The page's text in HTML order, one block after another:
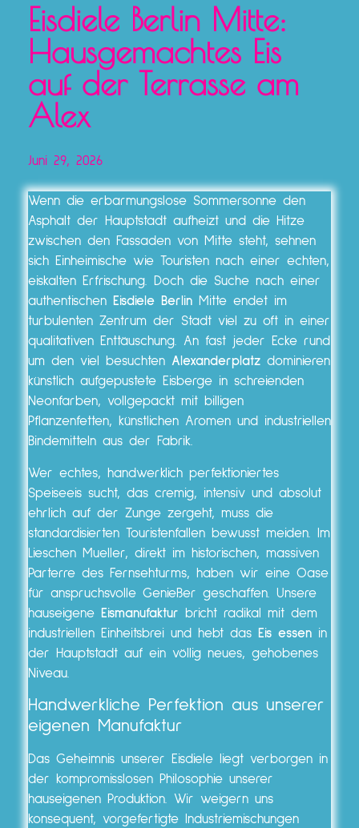
Eisdiele Berlin Mitte:
Hausgemachtes Eis
auf der Terrasse am
Alex
Juni 29, 2026
Wenn die erbarmungslose Sommersonne den
Asphalt der Hauptstadt aufheizt und die Hitze
zwischen den Fassaden von Mitte steht, sehnen
sich Einheimische wie Touristen nach einer echten,
eiskalten Erfrischung. Doch die Suche nach einer
authentischen Eisdiele Berlin Mitte endet im
turbulenten Zentrum der Stadt viel zu oft in einer
qualitativen Enttäuschung. An fast jeder Ecke rund
um den viel besuchten Alexanderplatz dominieren
künstlich aufgepustete Eisberge in schreienden
Neonfarben, vollgepackt mit billigen
Pflanzenfetten, künstlichen Aromen und industriellen
Bindemitteln aus der Fabrik.
Wer echtes, handwerklich perfektioniertes
Speiseeis sucht, das cremig, intensiv und absolut
ehrlich auf der Zunge zergeht, muss die
standardisierten Touristenfallen bewusst meiden. Im
Lieschen Mueller, direkt im historischen, massiven
Parterre des Fernsehturms, haben wir eine Oase
für anspruchsvolle Genießer geschaffen. Unsere
hauseigene Eismanufaktur bricht radikal mit dem
industriellen Einheitsbrei und hebt das Eis essen in
der Hauptstadt auf ein völlig neues, gehobenes
Niveau.
Handwerkliche Perfektion aus unserer
eigenen Manufaktur
Das Geheimnis unserer Eisdiele liegt verborgen in
der kompromisslosen Philosophie unserer
hauseigenen Produktion. Wir weigern uns
konsequent, vorgefertigte Industriemischungen